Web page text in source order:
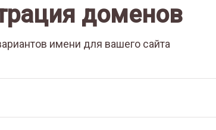
доменов
имени для вашего сайта